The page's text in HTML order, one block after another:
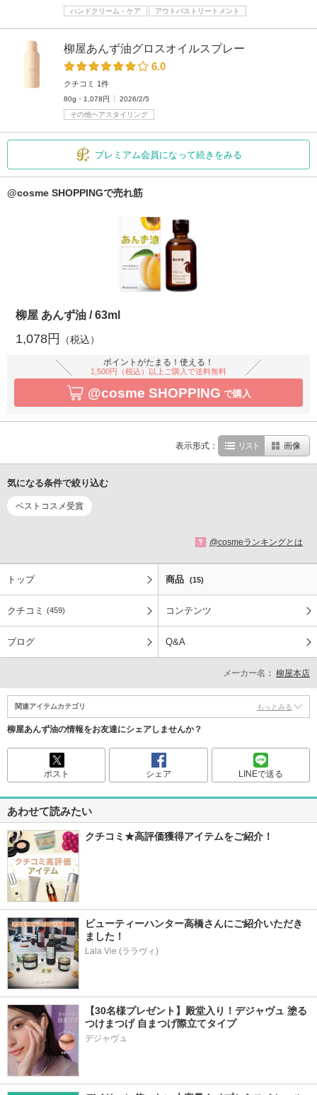
ハンドクリーム・ケア
アウトバストリートメント
柳屋あんず油グロスオイルスプレー
6.0
クチコミ 1件
80g・1,078円
2026/2/5
その他ヘアスタイリング
プレミアム会員になって続きをみる
@cosme SHOPPINGで売れ筋
柳屋 あんず油 / 63ml
1,078円 （税込）
ポイントがたまる！使える！
1,500円（税込）以上ご購入で送料無料
@cosme SHOPPING で購入
表示形式： リスト 画像
気になる条件で絞り込む
ベストコスメ受賞
? @cosmeランキングとは
トップ 商品 (15)
クチコミ (459) コンテンツ
ブログ Q&A
メーカー名： 柳屋本店
関連アイテムカテゴリ もっとみる
柳屋あんず油の情報をお友達にシェアしませんか？
ポスト シェア LINEで送る
あわせて読みたい
クチコミ★高評価獲得アイテムをご紹介！
ビューティーハンター高橋さんにご紹介いただき
ました！
Lala Vie (ララヴィ)
【30名様プレゼント】殿堂入り！デジャヴュ 塗る
つけまつげ 自まつげ際立てタイプ
デジャヴュ